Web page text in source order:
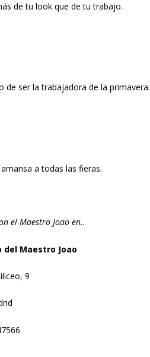
de tu look que de tu trabajo.
de ser la trabajadora de la primavera.
a todas las fieras.
el Maestro Joao en..
del Maestro Joao
9